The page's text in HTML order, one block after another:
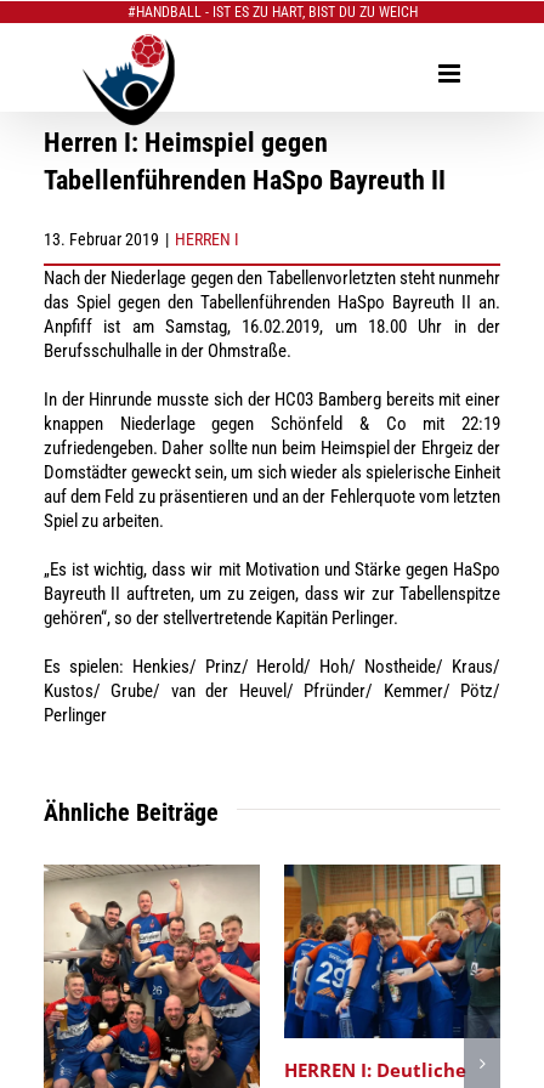
#HANDBALL - IST ES ZU HART, BIST DU ZU WEICH
Herren I: Heimspiel gegen
Tabellenführenden HaSpo Bayreuth II
13. Februar 2019 | HERREN I
Nach der Niederlage gegen den Tabellenvorletzten steht nunmehr
das Spiel gegen den Tabellenführenden HaSpo Bayreuth II an.
Anpfiff ist am Samstag, 16.02.2019, um 18.00 Uhr in der
Berufsschulhalle in der Ohmstraße.
In der Hinrunde musste sich der HC03 Bamberg bereits mit einer
knappen Niederlage gegen Schönfeld & Co mit 22:19
zufriedengeben. Daher sollte nun beim Heimspiel der Ehrgeiz der
Domstädter geweckt sein, um sich wieder als spielerische Einheit
auf dem Feld zu präsentieren und an der Fehlerquote vom letzten
Spiel zu arbeiten.
„Es ist wichtig, dass wir mit Motivation und Stärke gegen HaSpo
Bayreuth II auftreten, um zu zeigen, dass wir zur Tabellenspitze
gehören“, so der stellvertretende Kapitän Perlinger.
Es spielen: Henkies/ Prinz/ Herold/ Hoh/ Nostheide/ Kraus/
Kustos/ Grube/ van der Heuvel/ Pfründer/ Kemmer/ Pötz/
Perlinger
Ähnliche Beiträge
HERREN I: Deutliche